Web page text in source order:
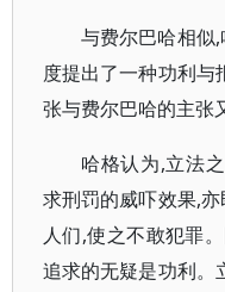
与费尔巴哈相似
度提出了一种功利与
张与费尔巴哈的主张
哈格认为,立法
求刑罚的威吓效果,
人们,使之不敢犯罪
追求的无疑是功利。